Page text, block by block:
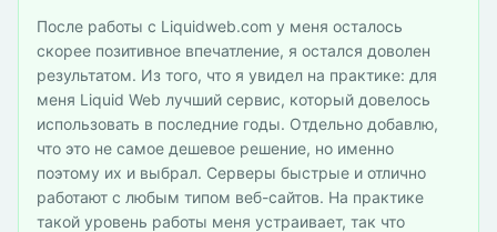
После работы с Liquidweb.com у меня осталось
скорее позитивное впечатление, я остался доволен
результатом. Из того, что я увидел на практике: для
меня Liquid Web лучший сервис, который довелось
использовать в последние годы. Отдельно добавлю,
что это не самое дешевое решение, но именно
поэтому их и выбрал. Серверы быстрые и отлично
работают с любым типом веб-сайтов. На практике
такой уровень работы меня устраивает, так что